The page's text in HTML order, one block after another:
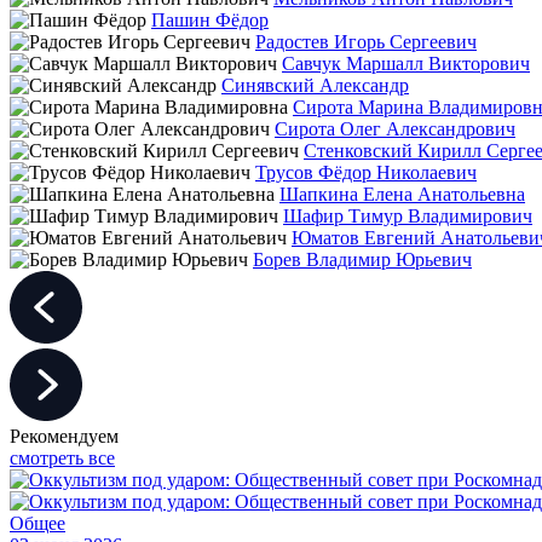
Пашин Фёдор
Радостев Игорь Сергеевич
Савчук Маршалл Викторович
Синявский Александр
Сирота Марина
Сирота Олег Александрович
Стенковский Кирилл
Трусов Фёдор Николаевич
Шапкина Елена Анатольевна
Шафир Тимур Владимирович
Юматов Евгений
Борев Владимир Юрьевич
Рекомендуем
смотреть все
Общее